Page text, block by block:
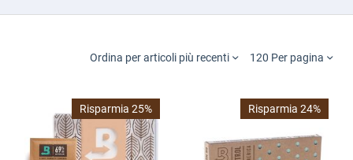
Ordina per articoli più recenti 120 Per pagina
Risparmia 25% Risparmia 24%